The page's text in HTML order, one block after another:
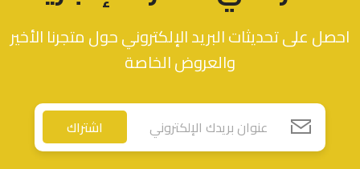
احصل على تحديثات البريد الإلكتروني حول متجرنا الأخير
والعروض الخاصة
اشتراك